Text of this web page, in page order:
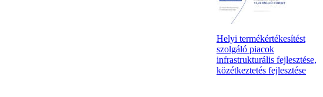
Helyi termékértékesítést
szolgáló piacok
infrastrukturális fejlesztése,
közétkeztetés fejlesztése